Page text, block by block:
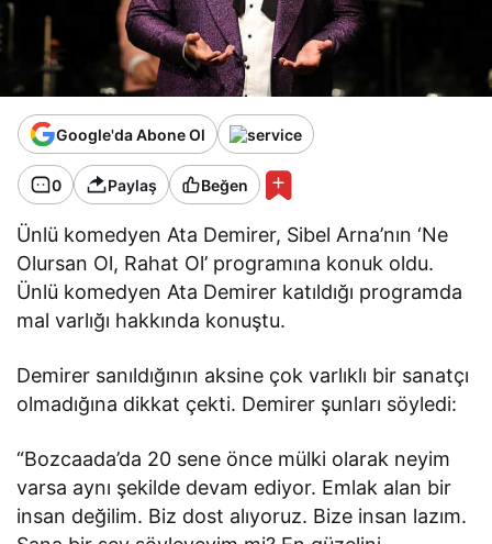
Google'da Abone Ol
0 Paylaş Beğen
Ünlü komedyen Ata Demirer, Sibel Arna’nın ‘Ne
Olursan Ol, Rahat Ol’ programına konuk oldu.
Ünlü komedyen Ata Demirer katıldığı programda
mal varlığı hakkında konuştu.
Demirer sanıldığının aksine çok varlıklı bir sanatçı
olmadığına dikkat çekti. Demirer şunları söyledi:
“Bozcaada’da 20 sene önce mülki olarak neyim
varsa aynı şekilde devam ediyor. Emlak alan bir
insan değilim. Biz dost alıyoruz. Bize insan lazım.